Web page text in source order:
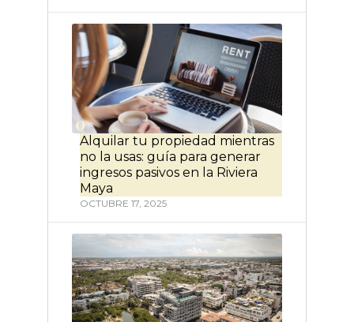
Alquilar tu propiedad mientras
no la usas: guía para generar
ingresos pasivos en la Riviera
Maya
OCTUBRE 17, 2025